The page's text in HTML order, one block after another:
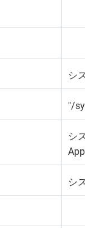
シ
"/
シ
シ